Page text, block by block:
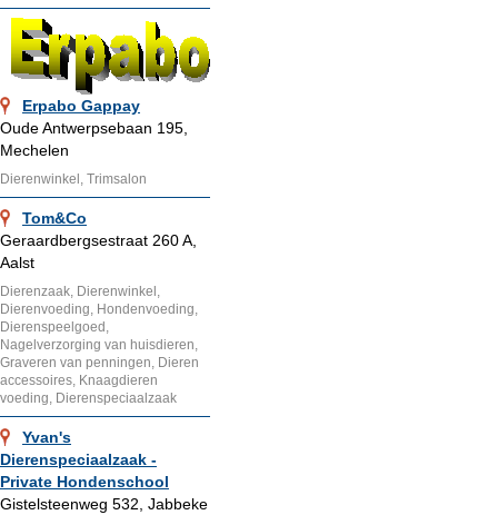
Erpabo Gappay
Oude Antwerpsebaan 195,
Mechelen
Dierenwinkel, Trimsalon
Tom&Co
Geraardbergsestraat 260 A,
Aalst
Dierenzaak, Dierenwinkel,
Dierenvoeding, Hondenvoeding,
Dierenspeelgoed,
Nagelverzorging van huisdieren,
Graveren van penningen, Dieren
accessoires, Knaagdieren
voeding, Dierenspeciaalzaak
Yvan's
Dierenspeciaalzaak -
Private Hondenschool
Gistelsteenweg 532, Jabbeke